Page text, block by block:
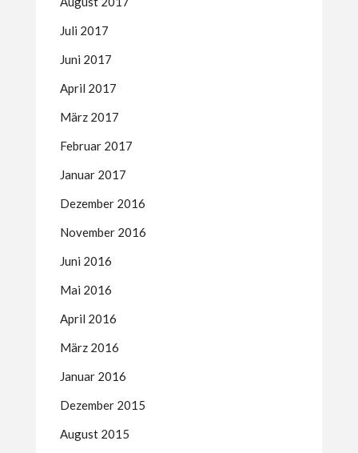
Juli 2017
Juni 2017
April 2017
März 2017
Februar 2017
Januar 2017
Dezember 2016
November 2016
Juni 2016
Mai 2016
April 2016
März 2016
Januar 2016
Dezember 2015
August 2015